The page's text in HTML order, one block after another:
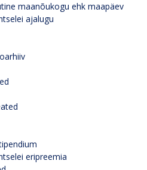
maanõukogu ehk maapäev
ajalugu
eripreemia